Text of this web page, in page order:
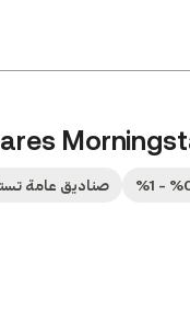
صناديق عامة